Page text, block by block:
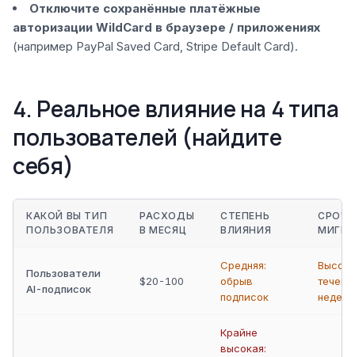
Отключите сохранённые платёжные
авторизации WildCard в браузере / приложениях
(например PayPal Saved Card, Stripe Default Card).
4. Реальное влияние на 4 типа
пользователей (найдите
себя)
КАКОЙ ВЫ ТИП
ПОЛЬЗОВАТЕЛЯ
РАСХОДЫ
В МЕСЯЦ
СТЕПЕНЬ
ВЛИЯНИЯ
Пользователи
AI-подписок
$20-100
Средняя:
обрыв
подписок
Крайне
высокая: